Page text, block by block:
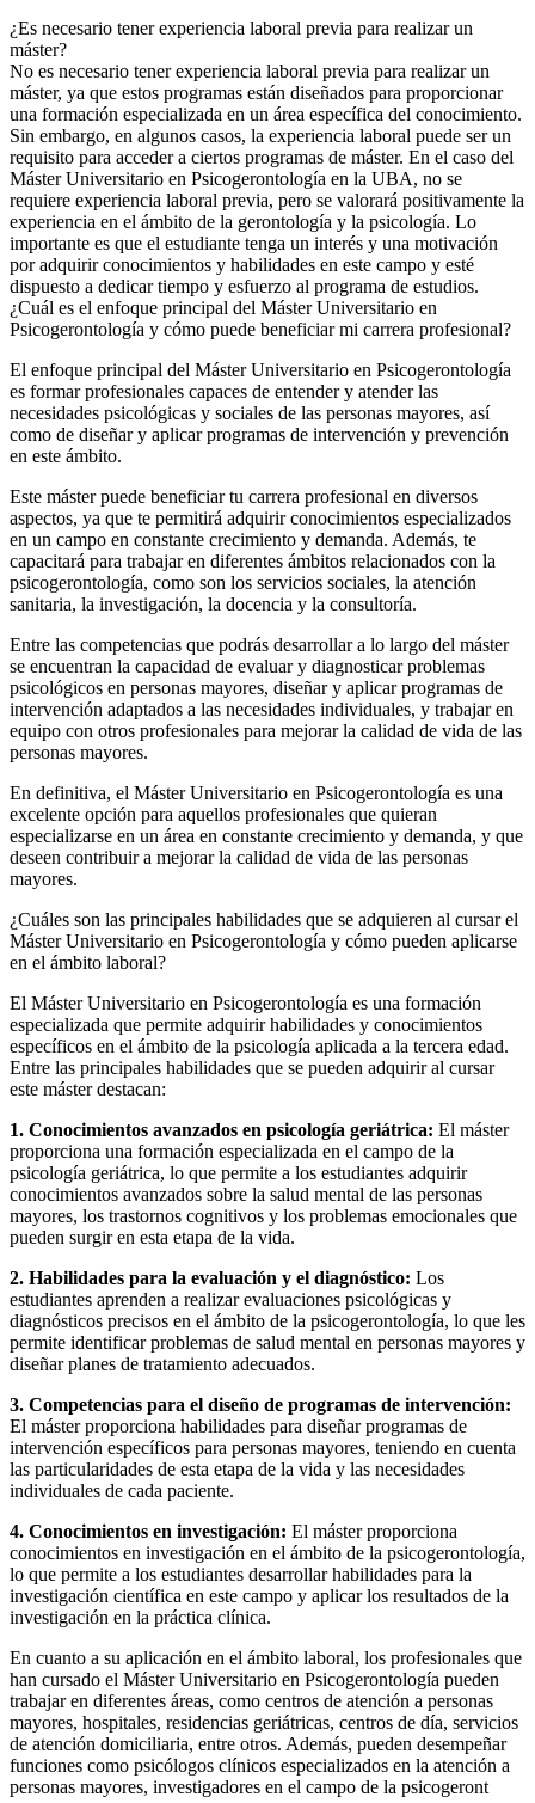
¿Es necesario tener experiencia laboral previa para realizar un
máster?
No es necesario tener experiencia laboral previa para realizar un
máster, ya que estos programas están diseñados para proporcionar
una formación especializada en un área específica del conocimiento.
Sin embargo, en algunos casos, la experiencia laboral puede ser un
requisito para acceder a ciertos programas de máster. En el caso del
Máster Universitario en Psicogerontología en la UBA, no se
requiere experiencia laboral previa, pero se valorará positivamente la
experiencia en el ámbito de la gerontología y la psicología. Lo
importante es que el estudiante tenga un interés y una motivación
por adquirir conocimientos y habilidades en este campo y esté
dispuesto a dedicar tiempo y esfuerzo al programa de estudios.
¿Cuál es el enfoque principal del Máster Universitario en
Psicogerontología y cómo puede beneficiar mi carrera profesional?
El enfoque principal del Máster Universitario en Psicogerontología
es formar profesionales capaces de entender y atender las
necesidades psicológicas y sociales de las personas mayores, así
como de diseñar y aplicar programas de intervención y prevención
en este ámbito.
Este máster puede beneficiar tu carrera profesional en diversos
aspectos, ya que te permitirá adquirir conocimientos especializados
en un campo en constante crecimiento y demanda. Además, te
capacitará para trabajar en diferentes ámbitos relacionados con la
psicogerontología, como son los servicios sociales, la atención
sanitaria, la investigación, la docencia y la consultoría.
Entre las competencias que podrás desarrollar a lo largo del máster
se encuentran la capacidad de evaluar y diagnosticar problemas
psicológicos en personas mayores, diseñar y aplicar programas de
intervención adaptados a las necesidades individuales, y trabajar en
equipo con otros profesionales para mejorar la calidad de vida de las
personas mayores.
En definitiva, el Máster Universitario en Psicogerontología es una
excelente opción para aquellos profesionales que quieran
especializarse en un área en constante crecimiento y demanda, y que
deseen contribuir a mejorar la calidad de vida de las personas
mayores.
¿Cuáles son las principales habilidades que se adquieren al cursar el
Máster Universitario en Psicogerontología y cómo pueden aplicarse
en el ámbito laboral?
El Máster Universitario en Psicogerontología es una formación
especializada que permite adquirir habilidades y conocimientos
específicos en el ámbito de la psicología aplicada a la tercera edad.
Entre las principales habilidades que se pueden adquirir al cursar
este máster destacan:
1. Conocimientos avanzados en psicología geriátrica: El máster
proporciona una formación especializada en el campo de la
psicología geriátrica, lo que permite a los estudiantes adquirir
conocimientos avanzados sobre la salud mental de las personas
mayores, los trastornos cognitivos y los problemas emocionales que
pueden surgir en esta etapa de la vida.
2. Habilidades para la evaluación y el diagnóstico: Los
estudiantes aprenden a realizar evaluaciones psicológicas y
diagnósticos precisos en el ámbito de la psicogerontología, lo que les
permite identificar problemas de salud mental en personas mayores y
diseñar planes de tratamiento adecuados.
3. Competencias para el diseño de programas de intervención:
El máster proporciona habilidades para diseñar programas de
intervención específicos para personas mayores, teniendo en cuenta
las particularidades de esta etapa de la vida y las necesidades
individuales de cada paciente.
4. Conocimientos en investigación: El máster proporciona
conocimientos en investigación en el ámbito de la psicogerontología,
lo que permite a los estudiantes desarrollar habilidades para la
investigación científica en este campo y aplicar los resultados de la
investigación en la práctica clínica.
En cuanto a su aplicación en el ámbito laboral, los profesionales que
han cursado el Máster Universitario en Psicogerontología pueden
trabajar en diferentes áreas, como centros de atención a personas
mayores, hospitales, residencias geriátricas, centros de día, servicios
de atención domiciliaria, entre otros. Además, pueden desempeñar
funciones como psicólogos clínicos especializados en la atención a
personas mayores, investigadores en el campo de la psicogeront